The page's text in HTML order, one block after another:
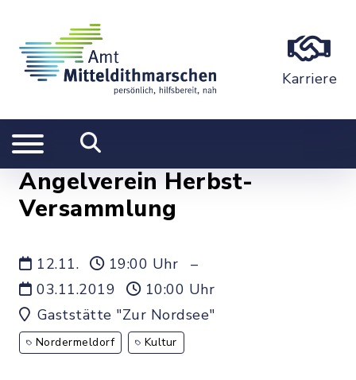
Karriere
Angelverein Herbst-
Versammlung
12.11. 19:00 Uhr
–
03.11.2019
10:00 Uhr
Gaststätte "Zur Nordsee"
Nordermeldorf Kultur